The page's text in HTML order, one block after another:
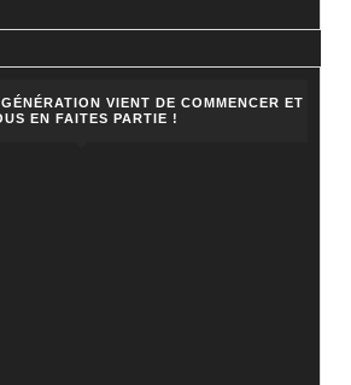
VIENT DE COMMENCER ET
EN FAITES PARTIE !